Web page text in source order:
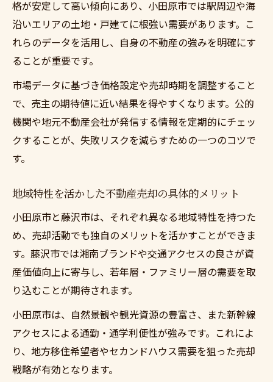
市場分析から導く賢い不動産売却の進め方
不動産売却成功のための最新市場情報チェ
ック
市場予測を味方につけた不動産売却の工夫
高値売却を狙いたい方必見の神奈川県内事例研
究
不動産売却で高値を実現した事例を徹底解
説
高値売却に成功したポイントと実践方法を
紹介
不動産売却事例から見える市場の傾向と対
策
神奈川県で注目の不動産売却事例のポイン
格が安定して高い傾向にあり、小田原市では駅周辺や海
沿いエリアの土地・戸建てに根強い需要があります。こ
れらのデータを活用し、自身の不動産の強みを明確にす
ることが重要です。
市場データに基づき価格設定や売却時期を調整すること
で、売主の期待値に近い結果を得やすくなります。公的
機関や地元不動産会社が発信する情報を定期的にチェッ
クすることが、失敗リスクを減らすための一つのコツで
す。
地域特性を活かした不動産売却の具体的メリット
小田原市と藤沢市は、それぞれ異なる地域特性を持つた
め、売却活動でも独自のメリットを活かすことができま
す。藤沢市では湘南ブランドや交通アクセスの良さが資
産価値向上に寄与し、若年層・ファミリー層の需要を取
り込むことが期待されます。
小田原市は、自然景観や観光資源の豊富さ、また新幹線
アクセスによる通勤・通学利便性が強みです。これによ
り、地方移住希望者やセカンドハウス需要を狙った売却
戦略が有効となります。